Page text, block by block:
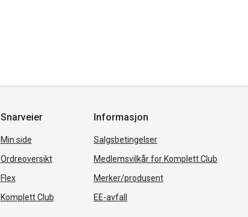
Snarveier
Min side
Ordreoversikt
Flex
Komplett Club
Informasjon
Salgsbetingelser
Medlemsvilkår for Komplett Club
Merker/produsent
EE-avfall